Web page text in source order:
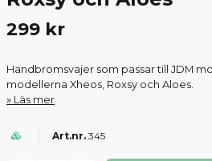
299 kr
Handbromsvajer som passar till JDM
modellerna Xheos, Roxsy och Aloes.
Läs mer
345